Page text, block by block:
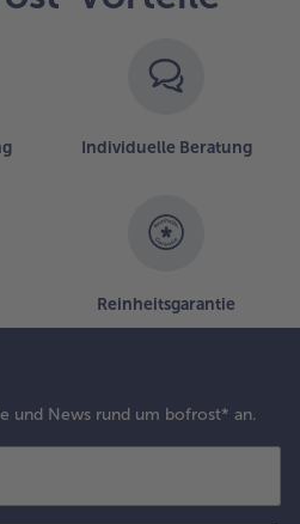
Individuelle Beratung
Reinheitsgarantie
und News rund um bofrost* an.